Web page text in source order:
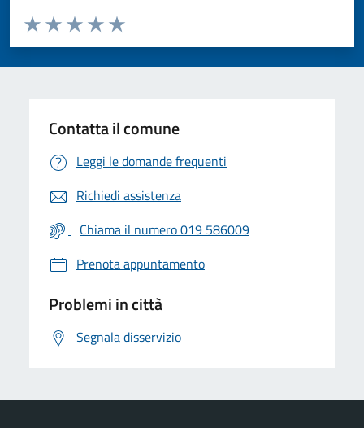
Valuta da 1 a 5 stelle la pagina
Valuta 5 stelle su 5
Valuta 4 stelle su 5
Valuta 3 stelle su 5
Valuta 2 stelle su 5
Valuta 1 stelle su 5
Contatta il comune
Leggi le domande frequenti
Richiedi assistenza
Chiama il numero 019 586009
Prenota appuntamento
Problemi in città
Segnala disservizio